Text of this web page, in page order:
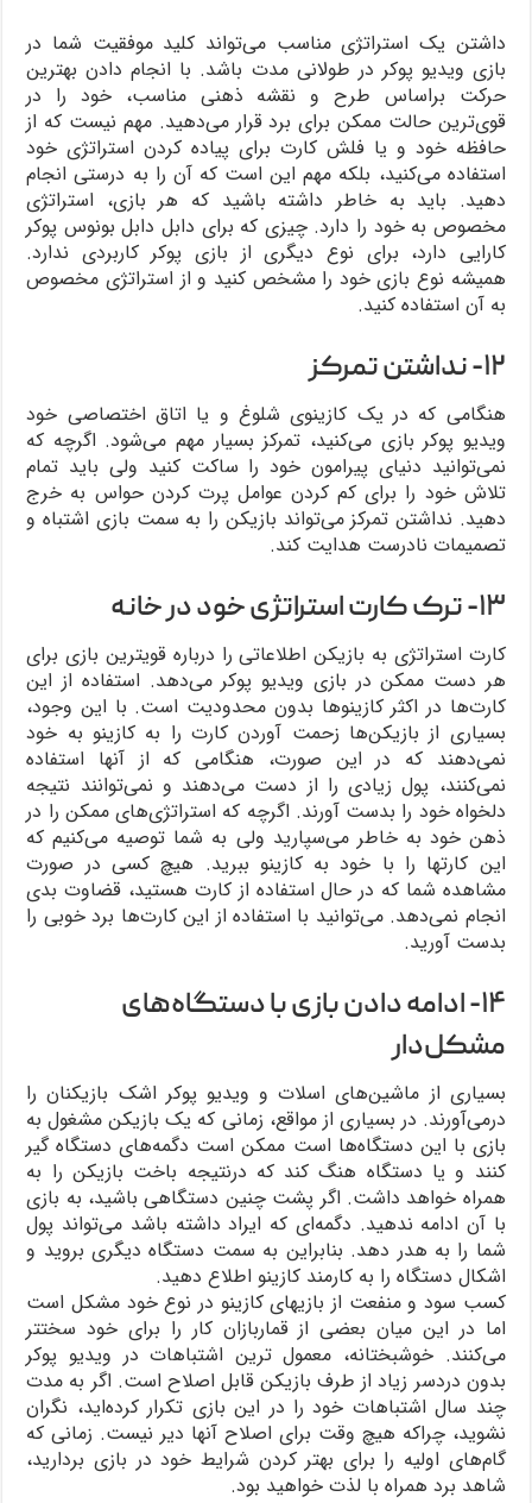
داشتن یک استراتژی مناسب می‌تواند کلید موفقیت شما در
بازی ویدیو پوکر در طولانی مدت باشد. با انجام دادن بهترین
حرکت براساس طرح و نقشه ذهنی مناسب، خود را در
قوی‌ترین حالت ممکن برای برد قرار می‌دهید. مهم نیست که از
حافظه خود و یا فلش کارت برای پیاده کردن استراتژی خود
استفاده می‌کنید، بلکه مهم این است که آن را به درستی انجام
دهید. باید به خاطر داشته باشید که هر بازی، استراتژی
مخصوص به خود را دارد. چیزی که برای دابل دابل بونوس پوکر
کارایی دارد، برای نوع دیگری از بازی پوکر کاربردی ندارد.
همیشه نوع بازی خود را مشخص کنید و از استراتژی مخصوص
به آن استفاده کنید.
۱۲- نداشتن تمرکز
هنگامی که در یک کازینوی شلوغ و یا اتاق اختصاصی خود
ویدیو پوکر بازی می‌کنید، تمرکز بسیار مهم می‌شود. اگرچه که
نمی‌توانید دنیای پیرامون خود را ساکت کنید ولی باید تمام
تلاش خود را برای کم کردن عوامل پرت کردن حواس به خرج
دهید. نداشتن تمرکز می‌تواند بازیکن را به سمت بازی اشتباه و
تصمیمات نادرست هدایت کند.
۱۳- ترک کارت استراتژی خود در خانه
کارت استراتژی به بازیکن اطلاعاتی را درباره قویترین بازی برای
هر دست ممکن در بازی ویدیو پوکر می‌دهد. استفاده از این
کارت‌ها در اکثر کازینوها بدون محدودیت است. با این وجود،
بسیاری از بازیکن‌ها زحمت آوردن کارت را به کازینو به خود
نمی‌دهند که در این صورت، هنگامی که از آنها استفاده
نمی‌کنند، پول زیادی را از دست می‌دهند و نمی‌توانند نتیجه
دلخواه خود را بدست آورند. اگرچه که استراتژی‌های ممکن را در
ذهن خود به خاطر می‌سپارید ولی به شما توصیه می‌کنیم که
این کارتها را با خود به کازینو ببرید. هیچ کسی در صورت
مشاهده شما که در حال استفاده از کارت هستید، قضاوت بدی
انجام نمی‌دهد. می‌توانید با استفاده از این کارت‌ها برد خوبی را
بدست آورید.
۱۴- ادامه دادن بازی با دستگاه‌های
مشکل‌دار
بسیاری از ماشین‌های اسلات و ویدیو پوکر اشک بازیکنان را
درمی‌آورند. در بسیاری از مواقع، زمانی که یک بازیکن مشغول به
بازی با این دستگاه‌ها است ممکن است دگمه‌های دستگاه گیر
کنند و یا دستگاه هنگ کند که درنتیجه باخت بازیکن را به
همراه خواهد داشت. اگر پشت چنین دستگاهی باشید، به بازی
با آن ادامه ندهید. دگمه‌ای که ایراد داشته باشد می‌تواند پول
شما را به هدر دهد. بنابراین به سمت دستگاه دیگری بروید و
اشکال دستگاه را به کارمند کازینو اطلاع دهید.
کسب سود و منفعت از بازیهای کازینو در نوع خود مشکل است
اما در این میان بعضی از قماربازان کار را برای خود سختتر
می‌کنند. خوشبختانه، معمول ترین اشتباهات در ویدیو پوکر
بدون دردسر زیاد از طرف بازیکن قابل اصلاح است. اگر به مدت
چند سال اشتباهات خود را در این بازی تکرار کرده‌اید، نگران
نشوید، چراکه هیچ وقت برای اصلاح آنها دیر نیست. زمانی که
گام‌های اولیه را برای بهتر کردن شرایط خود در بازی بردارید،
شاهد برد همراه با لذت خواهید بود.